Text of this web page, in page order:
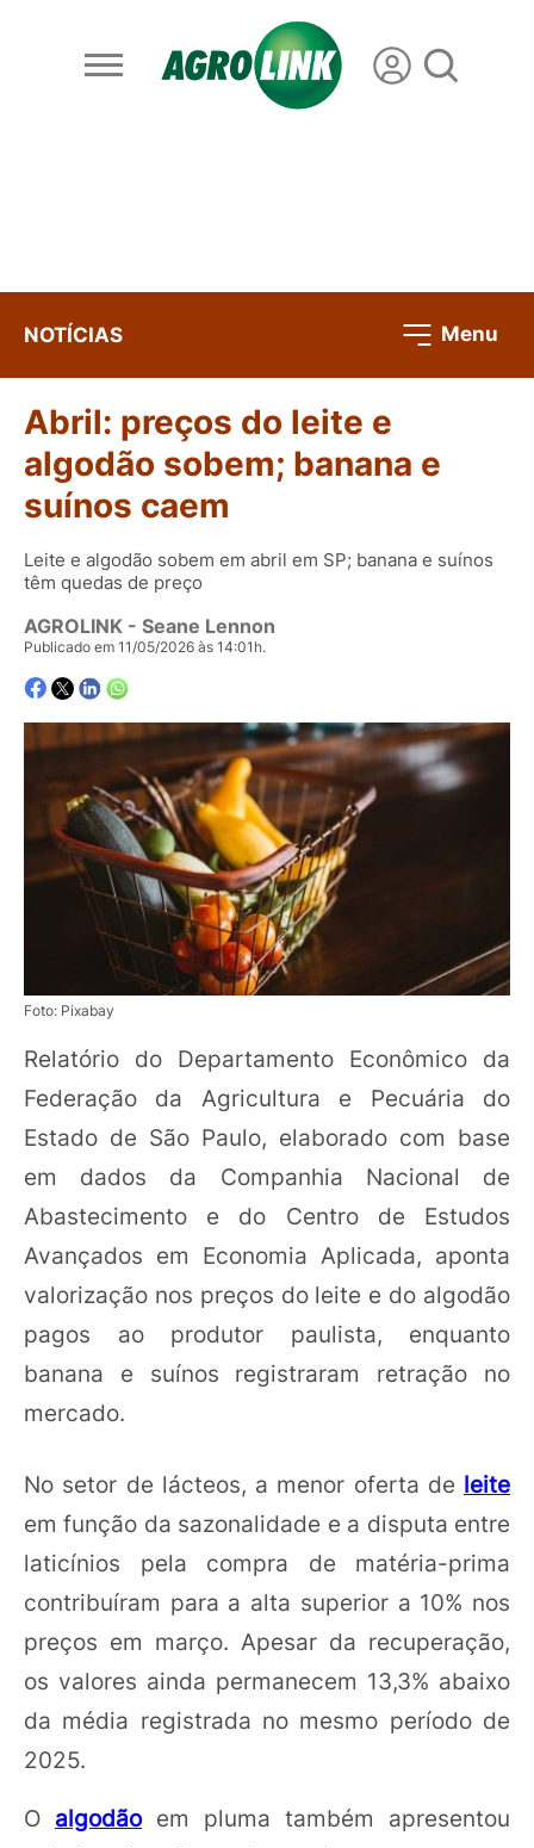
NOTÍCIAS Menu
Abril: preços do leite e
algodão sobem; banana e
suínos caem
Leite e algodão sobem em abril em SP; banana e suínos
têm quedas de preço
AGROLINK - Seane Lennon
Publicado em 11/05/2026 às 14:01h.
Foto: Pixabay
Relatório do Departamento Econômico da
Federação da Agricultura e Pecuária do
Estado de São Paulo, elaborado com base
em dados da Companhia Nacional de
Abastecimento e do Centro de Estudos
Avançados em Economia Aplicada, aponta
valorização nos preços do leite e do algodão
pagos ao produtor paulista, enquanto
banana e suínos registraram retração no
mercado.
No setor de lácteos, a menor oferta de leite
em função da sazonalidade e a disputa entre
laticínios pela compra de matéria-prima
contribuíram para a alta superior a 10% nos
preços em março. Apesar da recuperação,
os valores ainda permanecem 13,3% abaixo
da média registrada no mesmo período de
2025.
O algodãoem pluma também apresentou